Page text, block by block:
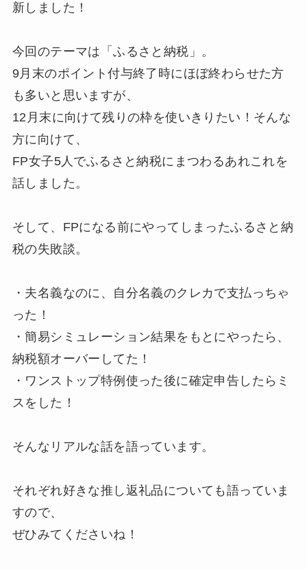
新しました！
今回のテーマは「ふるさと納税」。
9月末のポイント付与終了時にほぼ終わらせた方
も多いと思いますが、
12月末に向けて残りの枠を使いきりたい！そんな
方に向けて、
FP女子5人でふるさと納税にまつわるあれこれを
話しました。
そして、FPになる前にやってしまったふるさと納
税の失敗談。
・夫名義なのに、自分名義のクレカで支払っちゃ
った！
・簡易シミュレーション結果をもとにやったら、
納税額オーバーしてた！
・ワンストップ特例使った後に確定申告したらミ
スをした！
そんなリアルな話を語っています。
それぞれ好きな推し返礼品についても語っていま
すので、
ぜひみてくださいね！